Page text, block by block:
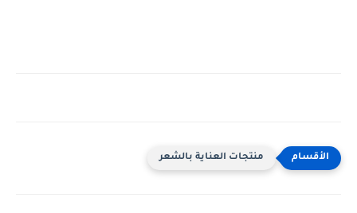
منتجات العناية بالشعر